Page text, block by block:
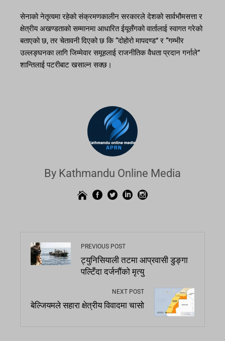
सेनाको नेतृत्वमा रहेको संक्रमणकालीन सरकारले देशको सार्वभौमसत्ता र
क्षेत्रीय अखण्डताको सम्मानमा आधारित ईयूसँगको वार्तालाई स्वागत गरेको
बताएको छ, तर चेतावनी दिएको छ कि “दोहोरो मापदण्ड” र “गम्भीर
उल्लङ्घनका लागि जिम्मेवार समूहलाई राजनीतिक वैधता प्रदान गर्नाले”
शान्तिलाई पटरीबाट खसाल्न सक्छ।
By Kathmandu Online Media
PREVIOUS POST
ट्युनिसियाली तटमा आप्रवासी डुङ्गा
पल्टिँदा दर्जनौंको मृत्यु
NEXT POST
बेल्जियमले सहारा क्षेत्रीय विवादमा चासो